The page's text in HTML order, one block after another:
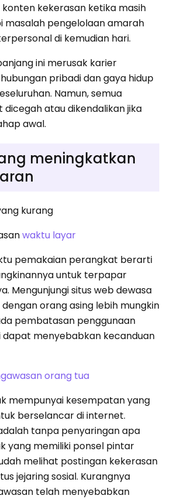
kekerasan ketika masih
masalah pengelolaan amarah
di kemudian hari.
ini merusak karier
pribadi dan gaya hidup
Namun, semua
dicegah atau dikendalikan jika
awal.
meningkatkan
kurang
waktu layar
pemakaian perangkat berarti
untuk terpapar
Mengunjungi situs web dewasa
orang asing lebih mungkin
pembatasan penggunaan
dapat menyebabkan kecanduan
orang tua
mempunyai kesempatan yang
berselancar di internet.
tanpa penyaringan apa
yang memiliki ponsel pintar
melihat postingan kekerasan
jejaring sosial. Kurangnya
telah menyebabkan